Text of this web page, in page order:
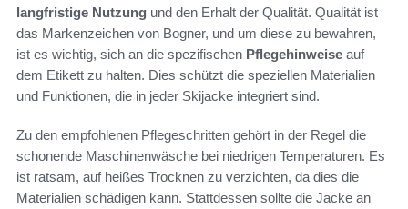
langfristige Nutzung und den Erhalt der Qualität. Qualität ist
das Markenzeichen von Bogner, und um diese zu bewahren,
ist es wichtig, sich an die spezifischen Pflegehinweise auf
dem Etikett zu halten. Dies schützt die speziellen Materialien
und Funktionen, die in jeder Skijacke integriert sind.
Zu den empfohlenen Pflegeschritten gehört in der Regel die
schonende Maschinenwäsche bei niedrigen Temperaturen. Es
ist ratsam, auf heißes Trocknen zu verzichten, da dies die
Materialien schädigen kann. Stattdessen sollte die Jacke an